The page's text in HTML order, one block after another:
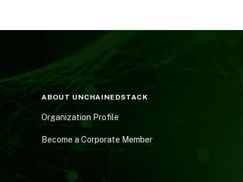
ABOUT UNCHAINEDSTACK
Organization Profile
Become a Corporate Member